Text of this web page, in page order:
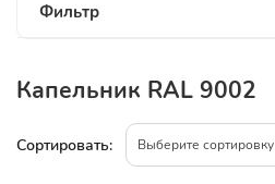
Фильтр
Капельник RAL 9002
Сортировать: Выберите сортировку